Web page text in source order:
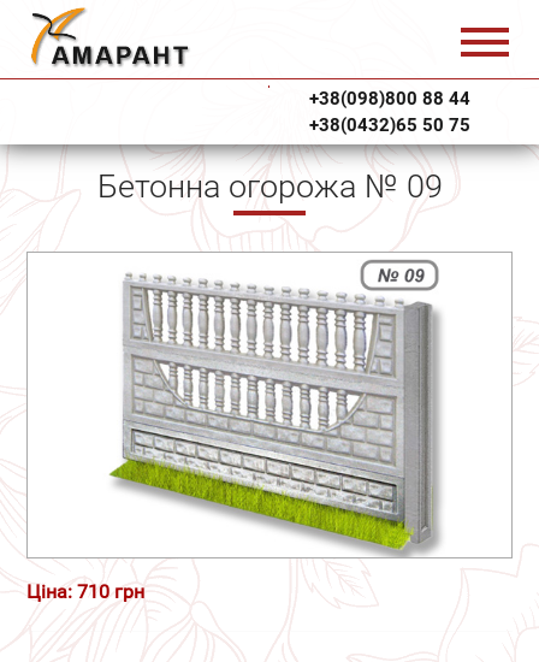
+38(098)800 88 44
+38(0432)65 50 75
Бетонна огорожа № 09
Ціна: 710 грн